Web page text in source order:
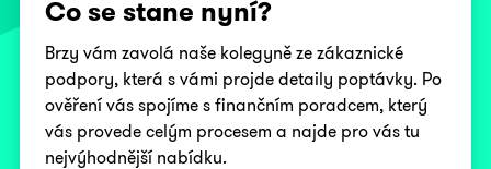
Co se stane nyní?
Brzy vám zavolá naše kolegyně ze zákaznické
podpory, která s vámi projde detaily poptávky. Po
ověření vás spojíme s finančním poradcem, který
vás provede celým procesem a najde pro vás tu
nejvýhodnější nabídku.